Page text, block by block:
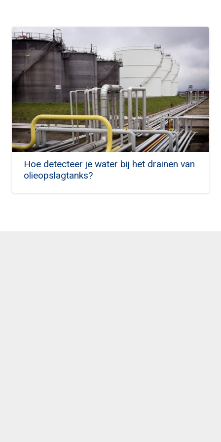
Hoe detecteer je water bij het drainen van
olieopslagtanks?